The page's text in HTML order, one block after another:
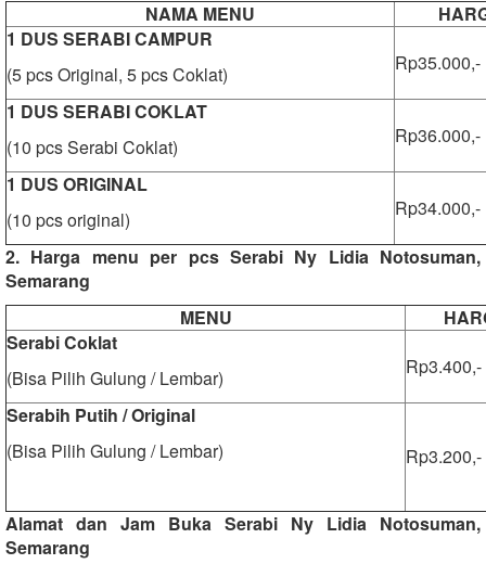
NAMA MENU
1 DUS SERABI CAMPUR
(5 pcs Original, 5 pcs Coklat)
Rp35.000,-
1 DUS SERABI COKLAT
(10 pcs Serabi Coklat)
Rp36.000,-
1 DUS ORIGINAL
(10 pcs original)
Rp34.000,-
2. Harga menu per pcs Serabi Ny Lidia Notosuman,
Semarang
MENU
Serabi Coklat
(Bisa Pilih Gulung / Lembar)
Rp3.400,-
Serabih Putih / Original
(Bisa Pilih Gulung / Lembar)
Rp3.200,-
Alamat dan Jam Buka Serabi Ny Lidia Notosuman,
Semarang